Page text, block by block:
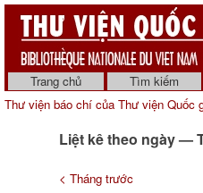
Trang chủ Tìm kiếm
Thư viện báo chí của Thư viện Quốc
Liệt kê theo ngày —
< Tháng trước